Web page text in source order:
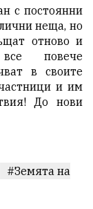
с постоянни
неща, но
отново и
повече
в своите
и им
До нови
#Земята на